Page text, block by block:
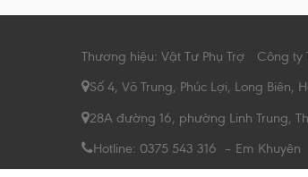
Thương hiệu: Vật Tư Phụ Trợ
Công ty
Số 4, Võ Trung, Phúc Lợi, Long Biên,
28A đường 16, phường Linh Trung,
Hotline: 0375 543 316 – Em Khuyên